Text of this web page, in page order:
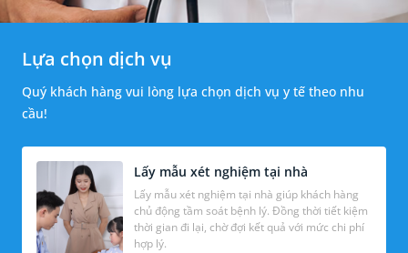
Lựa chọn dịch vụ
Quý khách hàng vui lòng lựa chọn dịch vụ y tế theo nhu
cầu!
Lấy mẫu xét nghiệm tại nhà
Lấy mẫu xét nghiệm tại nhà giúp khách hàng
chủ động tầm soát bệnh lý. Đồng thời tiết kiệm
thời gian đi lại, chờ đợi kết quả với mức chi phí
hợp lý.